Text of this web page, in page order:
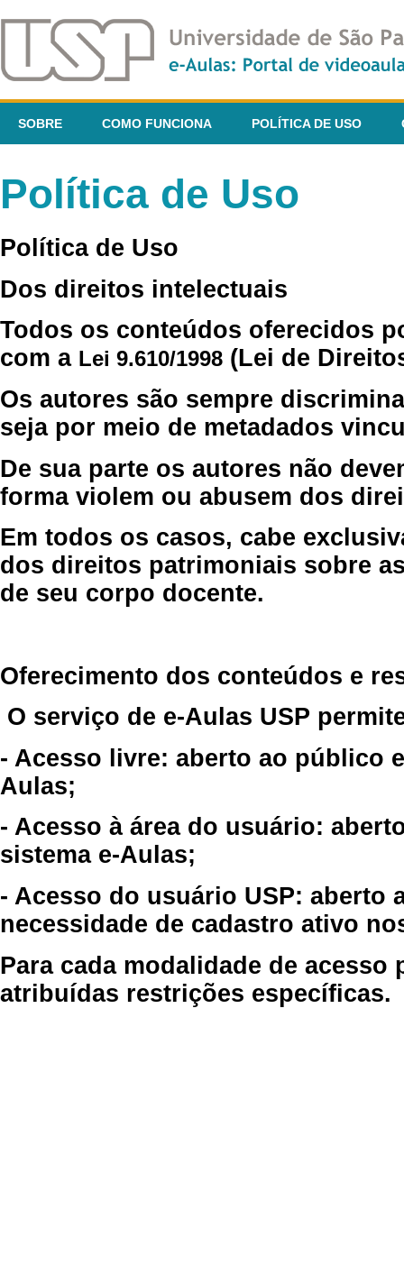
SOBRE COMO FUNCIONA POLÍTICA DE USO
Política de Uso
Política de Uso
Dos direitos intelectuais
Todos os conteúdos oferecidos
com a Lei 9.610/1998 (Lei de
Os autores são sempre
seja por meio de metadados
De sua parte os autores não
forma violem ou abusem dos
Em todos os casos, cabe
dos direitos patrimoniais sobre
de seu corpo docente.
Oferecimento dos conteúdos e
O serviço de e-Aulas USP
- Acesso livre: aberto ao público
Aulas;
- Acesso à área do usuário:
sistema e-Aulas;
- Acesso do usuário USP: aberto
necessidade de cadastro ativo
Para cada modalidade de
atribuídas restrições específicas.